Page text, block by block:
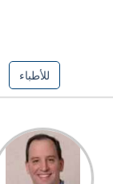
للأطباء